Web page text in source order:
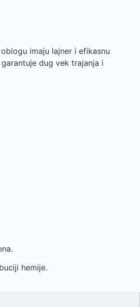
imaju lajner i efikasnu
dug vek trajanja i
hemije.